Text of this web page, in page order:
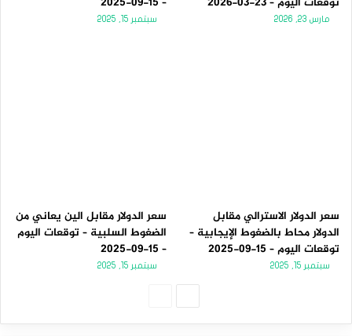
مارس 23, 2026 سبتمبر 15, 2025
سعر الدولار الاسترالي مقابل
الدولار محاط بالضغوط الإيجابية –
توقعات اليوم – 15-09-2025
سبتمبر 15, 2025
سعر الدولار مقابل الين يعاني من
الضغوط السلبية – توقعات اليوم
– 15-09-2025
سبتمبر 15, 2025